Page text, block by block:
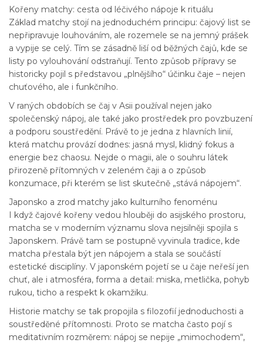
Kořeny matchy: cesta od léčivého nápoje k rituálu
Základ matchy stojí na jednoduchém principu: čajový list se
nepřipravuje louhováním, ale rozemele se na jemný prášek
a vypije se celý. Tím se zásadně liší od běžných čajů, kde se
listy po vylouhování odstraňují. Tento způsob přípravy se
historicky pojil s představou „plnějšího“ účinku čaje – nejen
chuťového, ale i funkčního.
V raných obdobích se čaj v Asii používal nejen jako
společenský nápoj, ale také jako prostředek pro povzbuzení
a podporu soustředění. Právě to je jedna z hlavních linií,
která matchu provází dodnes: jasná mysl, klidný fokus a
energie bez chaosu. Nejde o magii, ale o souhru látek
přirozeně přítomných v zeleném čaji a o způsob
konzumace, při kterém se list skutečně „stává nápojem“.
Japonsko a zrod matchy jako kulturního fenoménu
I když čajové kořeny vedou hlouběji do asijského prostoru,
matcha se v moderním významu slova nejsilněji spojila s
Japonskem. Právě tam se postupně vyvinula tradice, kde
matcha přestala být jen nápojem a stala se součástí
estetické disciplíny. V japonském pojetí se u čaje neřeší jen
chuť, ale i atmosféra, forma a detail: miska, metlička, pohyb
rukou, ticho a respekt k okamžiku.
Historie matchy se tak propojila s filozofií jednoduchosti a
soustředěné přítomnosti. Proto se matcha často pojí s
meditativním rozměrem: nápoj se nepije „mimochodem“,